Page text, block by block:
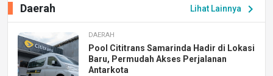
Lihat Lainnya chevron_right
Daerah
DAERAH
Pool Cititrans Samarinda Hadir di Lokasi
Baru, Permudah Akses Perjalanan
Antarkota